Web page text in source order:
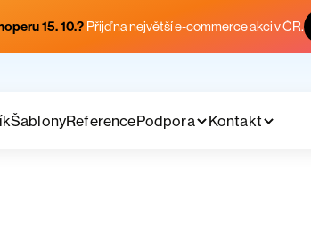
15. 10.? Přijď na největší e-commerce akci v ČR.
ŠablonyReferencePodpora Kontakt